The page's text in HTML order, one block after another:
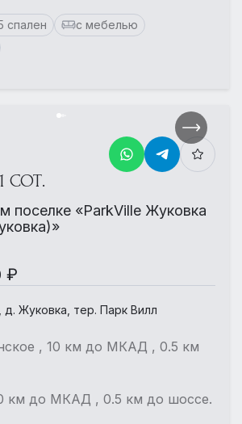
спален
с мебелью
СОТ.
поселке «ParkVille Жуковка
₽
д. Жуковка, тер. Парк Вилл
, 10 км до МКАД , 0.5 км
км до МКАД , 0.5 км до шоссе.